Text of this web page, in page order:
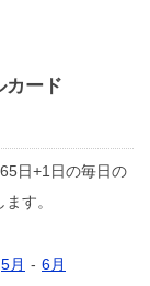
カード
日+1日の毎日の
す。
5月 - 6月